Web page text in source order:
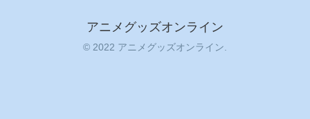
アニメグッズオンライン
© 2022 アニメグッズオンライン.